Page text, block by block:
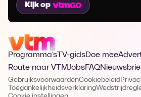
Kijk op
Programma's TV-gidsDoe mee
Route naar VTMJobsFAQ
GebruiksvoorwaardenCookiebeleid
Toegankelijkheidsverklaring